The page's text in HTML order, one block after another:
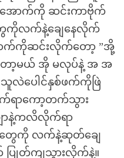
အောက်ကို ဆင်းကာဗိုက်
လက်နဲ့ချေနေလိုက်
ာက်ကိုဆင်းလိုက်တော့ ”အို့
ော့မယ် အို မလုပ်နဲ့ အ အ
လဲပေါင်နှစ်ဖက်ကိုဖြဲ
ရာကော့တက်သွား
နဲ့ကလိလိုက်ရာ
းတွေကို လက်နဲ့ဆုတ်ချေ
တ်ကျသွားလိုက်နဲ့။